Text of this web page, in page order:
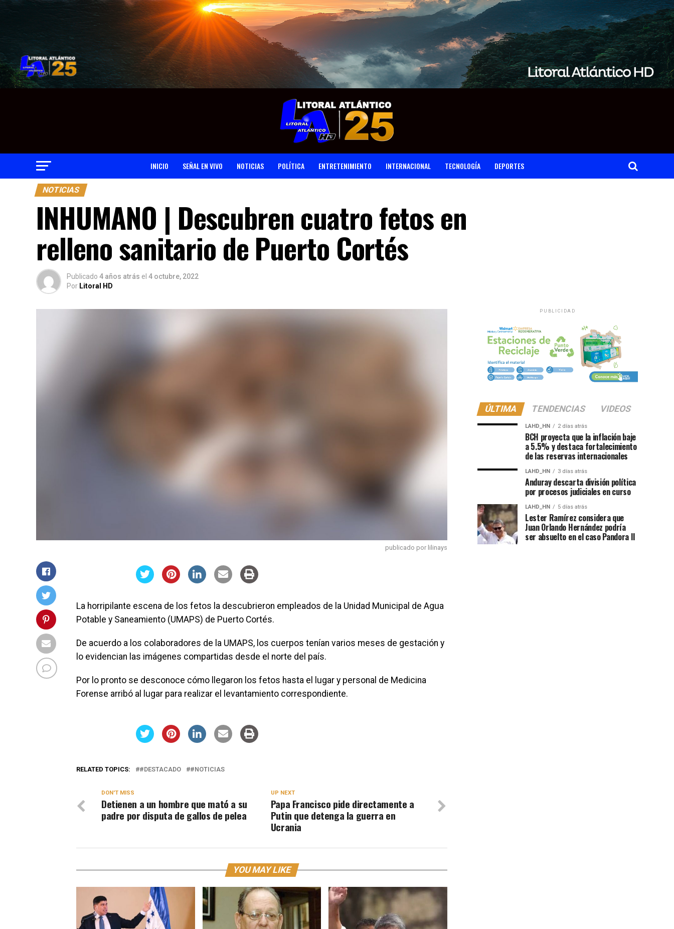
INICIO SEÑAL EN VIVO NOTICIAS POLÍTICA ENTRETENIMIENTO INTERNACIONAL TECNOLOGÍA DEPORTES
NOTICIAS
INHUMANO | Descubren cuatro fetos en
relleno sanitario de Puerto Cortés
Publicado 4 años atrás el 4 octubre, 2022
Por Litoral HD
publicado por lilinays
La horripilante escena de los fetos la descubrieron empleados de la Unidad Municipal de Agua
Potable y Saneamiento (UMAPS) de Puerto Cortés.
De acuerdo a los colaboradores de la UMAPS, los cuerpos tenían varios meses de gestación y
lo evidencian las imágenes compartidas desde el norte del país.
Por lo pronto se desconoce cómo llegaron los fetos hasta el lugar y personal de Medicina
Forense arribó al lugar para realizar el levantamiento correspondiente.
RELATED TOPICS: #DESTACADO #NOTICIAS
UP NEXT
Papa Francisco pide directamente a
Putin que detenga la guerra en
Ucrania
DON'T MISS
Detienen a un hombre que mató a su
padre por disputa de gallos de pelea
YOU MAY LIKE
PUBLICIDAD
ÚLTIMA TENDENCIAS VIDEOS
LAHD_HN 2 días atrás
BCH proyecta que la inflación baje
a 5.5% y destaca fortalecimiento
de las reservas internacionales
LAHD_HN 3 días atrás
Anduray descarta división política
por procesos judiciales en curso
LAHD_HN 5 días atrás
Lester Ramírez considera que
Juan Orlando Hernández podría
ser absuelto en el caso Pandora II